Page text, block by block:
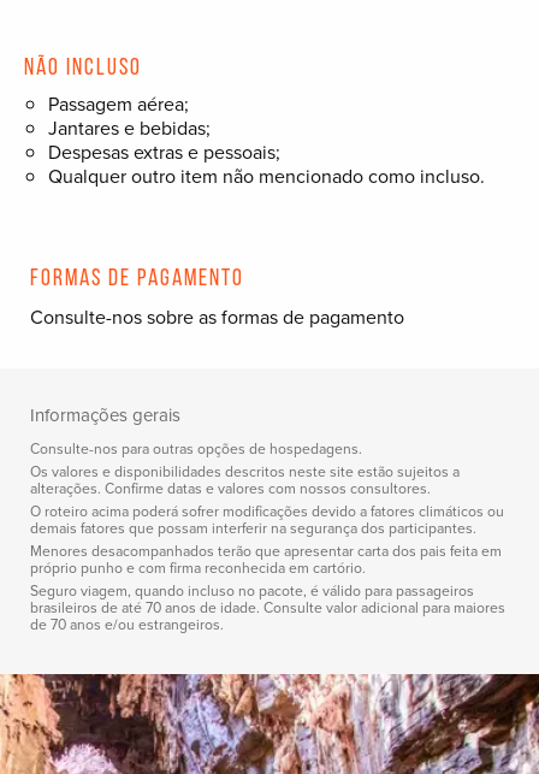
Não incluso
Passagem aérea;
Jantares e bebidas;
Despesas extras e pessoais;
Qualquer outro item não mencionado como incluso.
Formas de pagamento
Consulte-nos sobre as formas de pagamento
Informações gerais
Consulte-nos para outras opções de hospedagens.
Os valores e disponibilidades descritos neste site estão sujeitos a
alterações. Confirme datas e valores com nossos consultores.
O roteiro acima poderá sofrer modificações devido a fatores climáticos ou
demais fatores que possam interferir na segurança dos participantes.
Menores desacompanhados terão que apresentar carta dos pais feita em
próprio punho e com firma reconhecida em cartório.
Seguro viagem, quando incluso no pacote, é válido para passageiros
brasileiros de até 70 anos de idade. Consulte valor adicional para maiores
de 70 anos e/ou estrangeiros.